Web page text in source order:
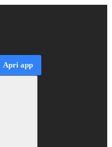
Apri app